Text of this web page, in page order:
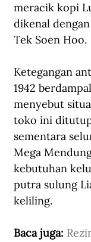
meracik kopi
dikenal
Tek Soen Hoo.
Ketegangan
1942
menyebut
toko ini
sementara
Mega
kebutuhan
putra sulung
keliling.
Baca juga: